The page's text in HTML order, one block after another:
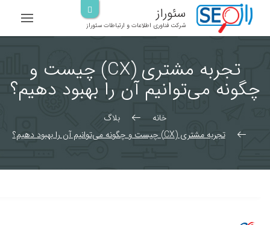
سئوراز
شرکت فناوری اطلاعات و ارتباطات سئوراز
تجربه مشتری (CX) چیست و
چگونه می‌توانیم آن را بهبود دهیم؟
خانه
بلاگ
تجربه مشتری (CX) چیست و چگونه می‌توانیم آن را بهبود دهیم؟